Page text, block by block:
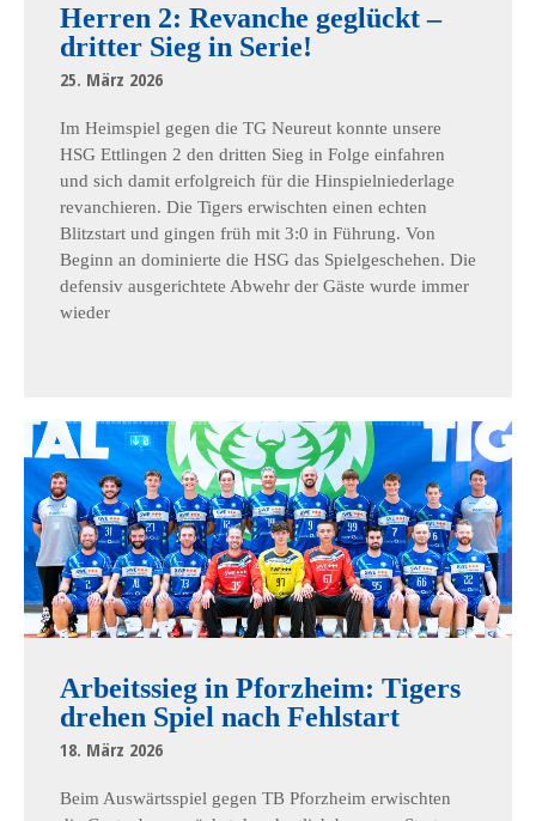
Herren 2: Revanche geglückt –
dritter Sieg in Serie!
25. März 2026
Im Heimspiel gegen die TG Neureut konnte unsere
HSG Ettlingen 2 den dritten Sieg in Folge einfahren
und sich damit erfolgreich für die Hinspielniederlage
revanchieren. Die Tigers erwischten einen echten
Blitzstart und gingen früh mit 3:0 in Führung. Von
Beginn an dominierte die HSG das Spielgeschehen. Die
defensiv ausgerichtete Abwehr der Gäste wurde immer
wieder
Arbeitssieg in Pforzheim: Tigers
drehen Spiel nach Fehlstart
18. März 2026
Beim Auswärtsspiel gegen TB Pforzheim erwischten